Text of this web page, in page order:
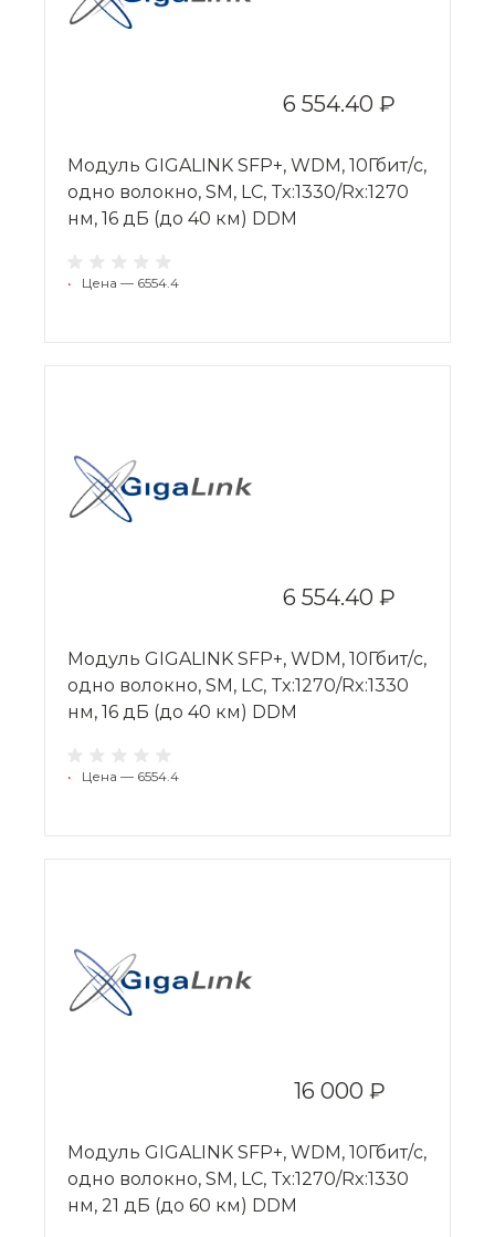
6 554.40 ₽
Модуль GIGALINK SFP+, WDM, 10Гбит/с,
одно волокно, SM, LC, Tx:1330/Rx:1270
нм, 16 дБ (до 40 км) DDM
• Цена — 6554.4
6 554.40 ₽
Модуль GIGALINK SFP+, WDM, 10Гбит/с,
одно волокно, SM, LC, Tx:1270/Rx:1330
нм, 16 дБ (до 40 км) DDM
• Цена — 6554.4
16 000 ₽
Модуль GIGALINK SFP+, WDM, 10Гбит/с,
одно волокно, SM, LC, Tx:1270/Rx:1330
нм, 21 дБ (до 60 км) DDM